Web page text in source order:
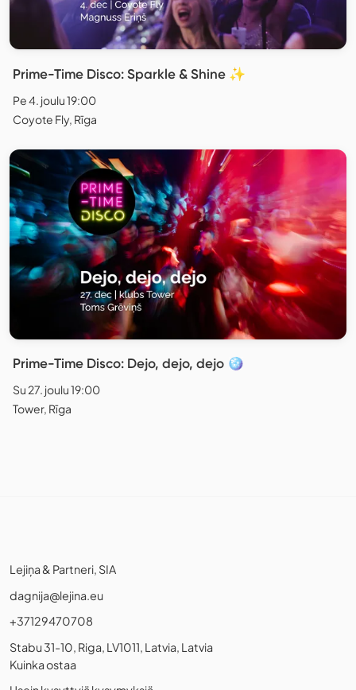
Prime-Time Disco: Sparkle & Shine ✨
Pe 4. joulu 19:00
Coyote Fly, Rīga
Prime-Time Disco: Dejo, dejo, dejo 🪩
Su 27. joulu 19:00
Tower, Rīga
Lejiņa & Partneri, SIA
dagnija@lejina.eu
+37129470708
Stabu 31-10, Riga, LV1011, Latvia, Latvia
Kuinka ostaa